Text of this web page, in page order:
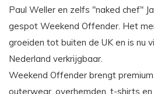
Paul Weller en zelfs "naked chef"
gespot Weekend Offender. Het
groeiden tot buiten de UK en is nu
Nederland verkrijgbaar.
Weekend Offender brengt
outerwear, overhemden, t-shirts